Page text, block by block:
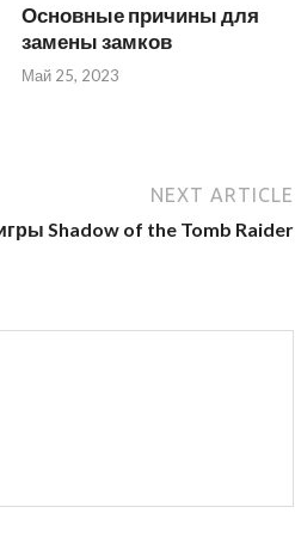
Основные причины для
замены замков
Май 25, 2023
NEXT ARTICLE
Shadow of the Tomb Raider